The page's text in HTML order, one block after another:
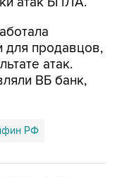
продавцов,
атак.
ВБ банк,
РФ